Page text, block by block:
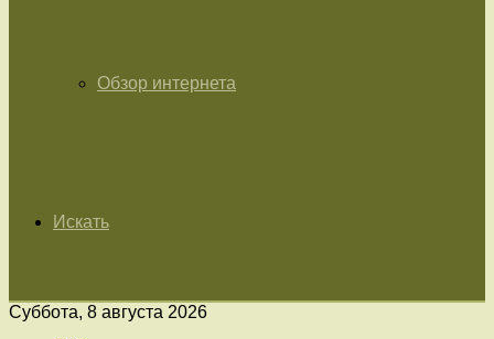
Обзор интернета
Искать
Суббота, 8 августа 2026